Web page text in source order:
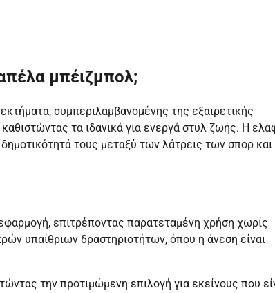
μπέιζμπολ;
συμπεριλαμβανομένης της εξαιρετικής
τα ιδανικά για ενεργά στυλ ζωής. Η
τους μεταξύ των λάτρεις των σπορ
επιτρέποντας παρατεταμένη χρήση χωρίς
υπαίθριων δραστηριοτήτων, όπου η άνεση είναι
την προτιμώμενη επιλογή για εκείνους που